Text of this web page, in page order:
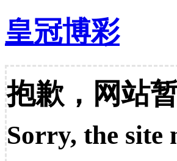
皇冠博彩
抱歉，网站
Sorry, the site